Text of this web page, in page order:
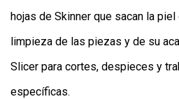
hojas de Skinner que sacan la
limpieza de las piezas y de su
Slicer para cortes, despieces y
específicas.